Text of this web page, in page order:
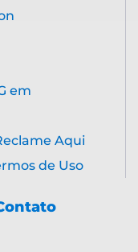
em
Aqui
de Uso